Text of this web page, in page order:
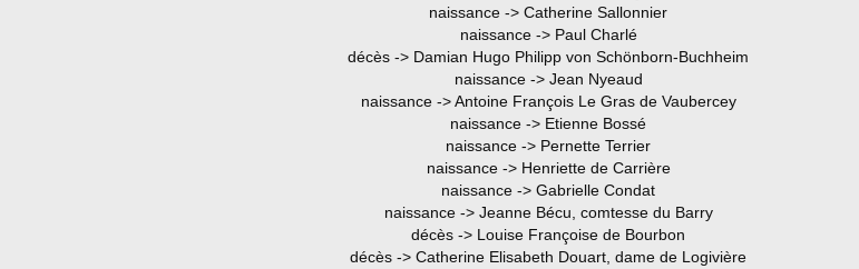
naissance -> Catherine Sallonnier
naissance -> Paul Charlé
décès -> Damian Hugo Philipp von Schönborn-Buchheim
naissance -> Jean Nyeaud
naissance -> Antoine François Le Gras de Vaubercey
naissance -> Etienne Bossé
naissance -> Pernette Terrier
naissance -> Henriette de Carrière
naissance -> Gabrielle Condat
naissance -> Jeanne Bécu, comtesse du Barry
décès -> Louise Françoise de Bourbon
décès -> Catherine Elisabeth Douart, dame de Logivière